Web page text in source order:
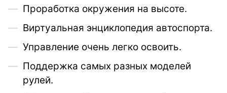
Проработка окружения на высоте.
Виртуальная энциклопедия автоспорта.
Управление очень легко освоить.
Поддержка самых разных моделей
рулей.